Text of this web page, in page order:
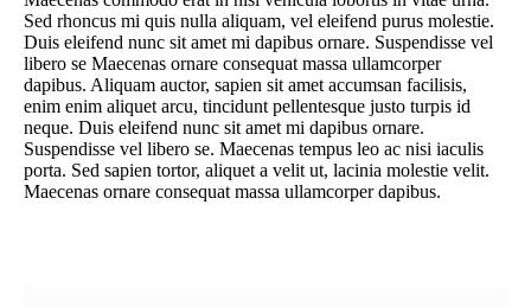
Sed rhoncus mi quis nulla aliquam, vel eleifend purus molestie.
Duis eleifend nunc sit amet mi dapibus ornare. Suspendisse vel
libero se Maecenas ornare consequat massa ullamcorper
dapibus. Aliquam auctor, sapien sit amet accumsan facilisis,
enim enim aliquet arcu, tincidunt pellentesque justo turpis id
neque. Duis eleifend nunc sit amet mi dapibus ornare.
Suspendisse vel libero se. Maecenas tempus leo ac nisi iaculis
porta. Sed sapien tortor, aliquet a velit ut, lacinia molestie velit.
Maecenas ornare consequat massa ullamcorper dapibus.